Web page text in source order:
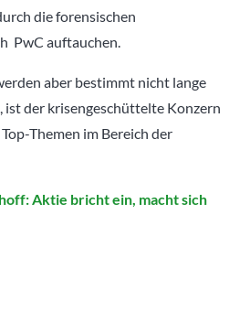
die forensischen
PwC auftauchen.
aber bestimmt nicht lange
ist der krisengeschüttelte Konzern
Themen im Bereich der
Aktie bricht ein, macht sich